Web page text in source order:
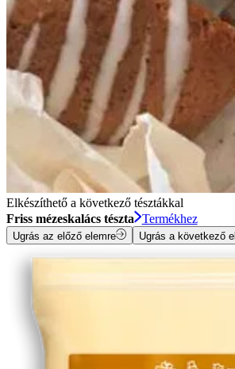
Elkészíthető a következő tésztákkal
Friss mézeskalács tészta
Termékhez
Ugrás az előző elemre Ugrás a következő